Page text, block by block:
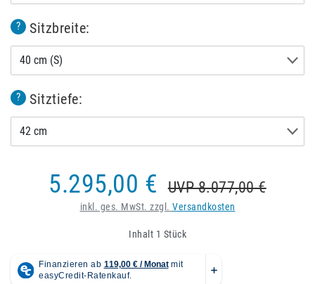
? Sitzbreite:
40 cm (S)
? Sitztiefe:
42 cm
5.295,00 € UVP 8.077,00 €
inkl. ges. MwSt. zzgl. Versandkosten
Inhalt 1 Stück